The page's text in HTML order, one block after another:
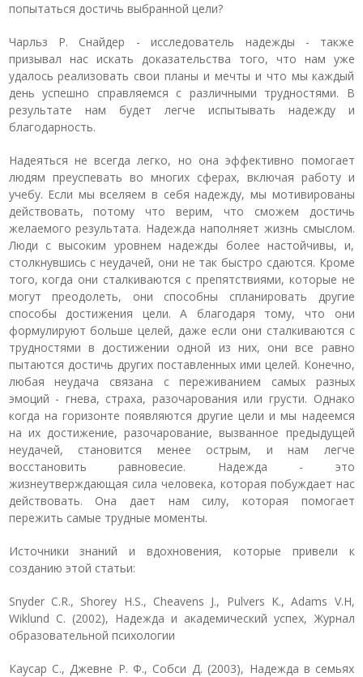
попытаться достичь выбранной цели?
Чарльз Р. Снайдер - исследователь надежды - также
призывал нас искать доказательства того, что нам уже
удалось реализовать свои планы и мечты и что мы каждый
день успешно справляемся с различными трудностями. В
результате нам будет легче испытывать надежду и
благодарность.
Надеяться не всегда легко, но она эффективно помогает
людям преуспевать во многих сферах, включая работу и
учебу. Если мы вселяем в себя надежду, мы мотивированы
действовать, потому что верим, что сможем достичь
желаемого результата. Надежда наполняет жизнь смыслом.
Люди с высоким уровнем надежды более настойчивы, и,
столкнувшись с неудачей, они не так быстро сдаются. Кроме
того, когда они сталкиваются с препятствиями, которые не
могут преодолеть, они способны спланировать другие
способы достижения цели. А благодаря тому, что они
формулируют больше целей, даже если они сталкиваются с
трудностями в достижении одной из них, они все равно
пытаются достичь других поставленных ими целей. Конечно,
любая неудача связана с переживанием самых разных
эмоций - гнева, страха, разочарования или грусти. Однако
когда на горизонте появляются другие цели и мы надеемся
на их достижение, разочарование, вызванное предыдущей
неудачей, становится менее острым, и нам легче
восстановить равновесие. Надежда - это
жизнеутверждающая сила человека, которая побуждает нас
действовать. Она дает нам силу, которая помогает
пережить самые трудные моменты.
Источники знаний и вдохновения, которые привели к
созданию этой статьи:
Snyder C.R., Shorey H.S., Cheavens J., Pulvers K., Adams V.H,
Wiklund C. (2002), Надежда и академический успех, Журнал
образовательной психологии
Каусар С., Джевне Р. Ф., Собси Д. (2003), Надежда в семьях